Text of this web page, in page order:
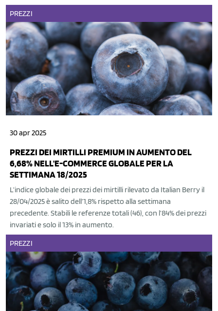
PREZZI
30 apr 2025
PREZZI DEI MIRTILLI PREMIUM IN AUMENTO DEL
6,68% NELL'E-COMMERCE GLOBALE PER LA
SETTIMANA 18/2025
L’indice globale dei prezzi dei mirtilli rilevato da Italian Berry il
28/04/2025 è salito dell’1,8% rispetto alla settimana
precedente. Stabili le referenze totali (46), con l’84% dei prezzi
invariati e solo il 13% in aumento.
PREZZI